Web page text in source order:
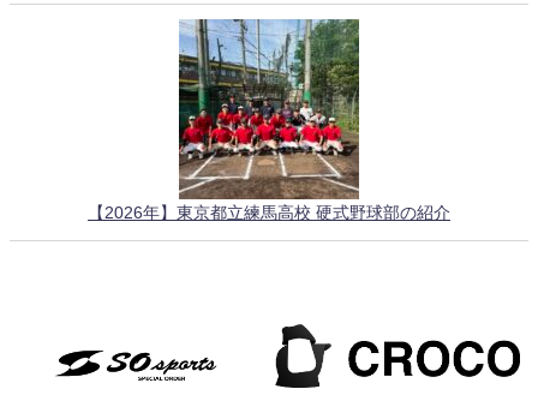
【2026年】東京都立練馬高校 硬式野球部の紹介